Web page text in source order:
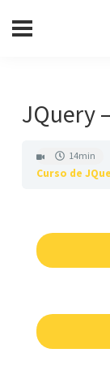
JQuery
14min
Curso de